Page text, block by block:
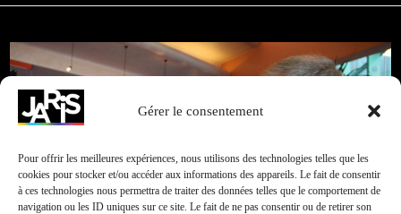
Gérer le consentement
Pour offrir les meilleures expériences, nous utilisons des technologies telles que les
cookies pour stocker et/ou accéder aux informations des appareils. Le fait de consentir
à ces technologies nous permettra de traiter des données telles que le comportement de
navigation ou les ID uniques sur ce site. Le fait de ne pas consentir ou de retirer son